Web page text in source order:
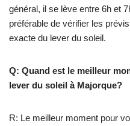
général, il se lève entre 6h et
préférable de vérifier les
exacte du lever du soleil.
Q: Quand est le meilleur
lever du soleil à Majorque?
R: Le meilleur moment pour